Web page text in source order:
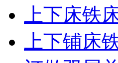
上下床铁
上下铺床